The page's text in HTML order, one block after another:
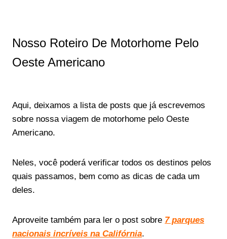
Nosso Roteiro De Motorhome Pelo
Oeste Americano
Aqui, deixamos a lista de posts que já escrevemos
sobre nossa viagem de motorhome pelo Oeste
Americano.
Neles, você poderá verificar todos os destinos pelos
quais passamos, bem como as dicas de cada um
deles.
Aproveite também para ler o post sobre 7 parques
nacionais incríveis na Califórnia.